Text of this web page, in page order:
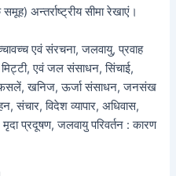
अन्तर्राष्ट्रीय सीमा रेखाएं।
एवं संरचना, जलवायु, प्रवाह
एवं जल संसाधन, सिंचाई,
: फसलें, खनिज, ऊर्जा संसाधन, जनसंख
संचार, विदेश व्यापार, अधिवास,
मृदा प्रदूषण, जलवायु परिवर्तन : कारण